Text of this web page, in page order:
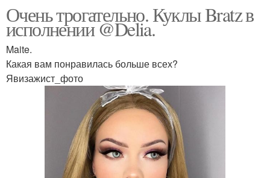
Очень трогательно. Куклы Bratz в
исполнении @Delia.
Maite.
Какая вам понравилась больше всех?
Явизажист_фото